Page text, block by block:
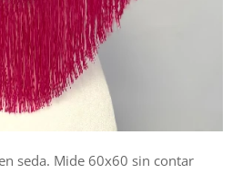
seda. Mide 60x60 sin contar